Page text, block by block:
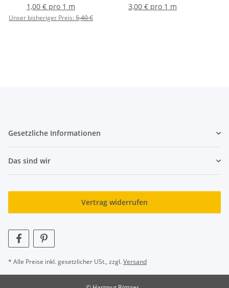
1,00 € pro 1 m
Unser bisheriger Preis:5,40 €
3,00 € pro 1 m
Gesetzliche Informationen
Das sind wir
Vertrag widerrufen
* Alle Preise inkl. gesetzlicher USt., zzgl.Versand